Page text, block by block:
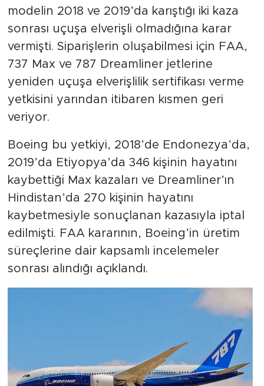
modelin 2018 ve 2019’da karıştığı iki kaza
sonrası uçuşa elverişli olmadığına karar
vermişti. Siparişlerin oluşabilmesi için FAA,
737 Max ve 787 Dreamliner jetlerine
yeniden uçuşa elverişlilik sertifikası verme
yetkisini yarından itibaren kısmen geri
veriyor.
Boeing bu yetkiyi, 2018’de Endonezya’da,
2019’da Etiyopya’da 346 kişinin hayatını
kaybettiği Max kazaları ve Dreamliner’ın
Hindistan’da 270 kişinin hayatını
kaybetmesiyle sonuçlanan kazasıyla iptal
edilmişti. FAA kararının, Boeing’in üretim
süreçlerine dair kapsamlı incelemeler
sonrası alındığı açıklandı.
YAŞAM
TARİHTEN GÜNÜMÜZE
TARİH
KADIN
SİYASET
FOTO GALERİ
VİDEOLAR